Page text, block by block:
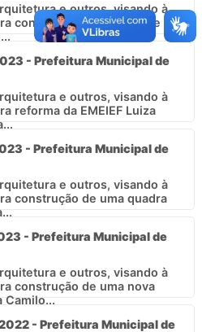
e outros, visando à
construção de uma ponte de
- Prefeitura Municipal de
e outros, visando à
reforma da EMEIEF Luiza
- Prefeitura Municipal de
e outros, visando à
construção de uma quadra
- Prefeitura Municipal de
e outros, visando à
construção de uma nova
Camilo...
- Prefeitura Municipal de